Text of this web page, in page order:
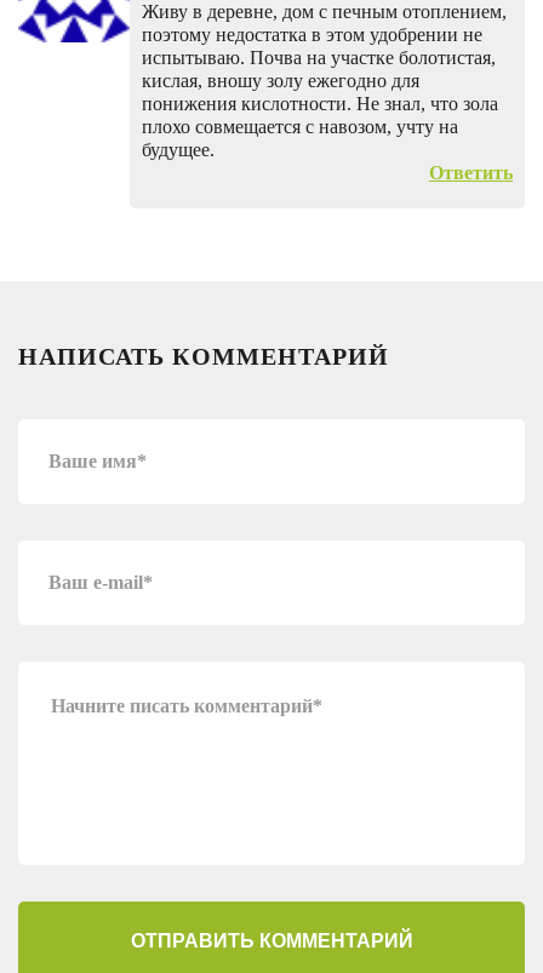
Живу в деревне, дом с печным отоплением,
поэтому недостатка в этом удобрении не
испытываю. Почва на участке болотистая,
кислая, вношу золу ежегодно для
понижения кислотности. Не знал, что зола
плохо совмещается с навозом, учту на
будущее.
Ответить
НАПИСАТЬ КОММЕНТАРИЙ
ОТПРАВИТЬ КОММЕНТАРИЙ